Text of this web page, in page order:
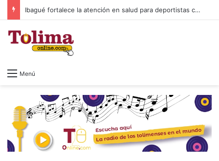
Ibagué fortalece la atención en salud para deportistas con nuevo espacio en el Parque Deportivo
Menú